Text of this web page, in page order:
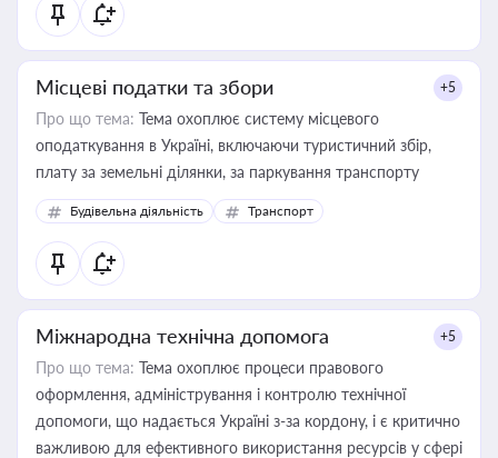
Місцеві податки та збори +5
Про що тема: Тема охоплює систему місцевого
оподаткування в Україні, включаючи туристичний збір,
плату за земельні ділянки, за паркування транспорту
Будівельна діяльність Транспорт
Міжнародна технічна допомога +5
Про що тема: Тема охоплює процеси правового
оформлення, адміністрування і контролю технічної
допомоги, що надається Україні з-за кордону, і є критично
важливою для ефективного використання ресурсів у сфері